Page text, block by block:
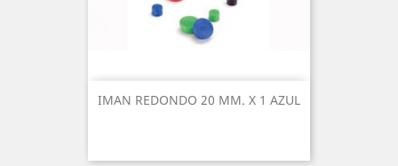
IMAN REDONDO 20 MM. X 1 AZUL